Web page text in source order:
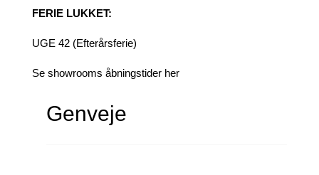
FERIE LUKKET:
UGE 42 (Efterårsferie)
Se showrooms åbningstider her
Genveje